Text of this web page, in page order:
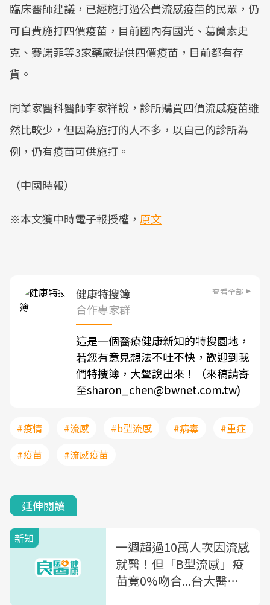
臨床醫師建議，已經施打過公費流感疫苗的民眾，仍
可自費施打四價疫苗，目前國內有國光、葛蘭素史
克、賽諾菲等3家藥廠提供四價疫苗，目前都有存
貨。
開業家醫科醫師李家祥說，診所購買四價流感疫苗雖
然比較少，但因為施打的人不多，以自己的診所為
例，仍有疫苗可供施打。
（中國時報）
※本文獲中時電子報授權， 原文
健康特搜簿 查看全部
合作專家群
這是一個醫療健康新知的特搜園地，
若您有意見想法不吐不快，歡迎到我
們特搜簿，大聲說出來！（來稿請寄
至sharon_chen@bwnet.com.tw)
#疫情 #流感 #b型流感 #病毒
#重症
#疫苗
#流感疫苗
延伸閱讀
新知
一週超過10萬人次因流感
就醫！但「B型流感」疫
苗竟0%吻合...台大醫